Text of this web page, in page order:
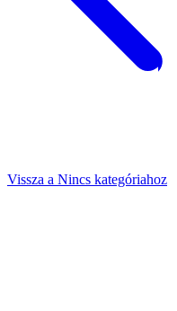
Vissza a Nincs kategóriahoz